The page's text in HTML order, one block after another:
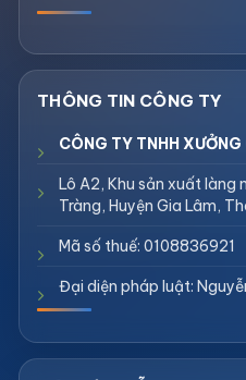
CÔNG TY TNHH XƯỞNG
Lô A2, Khu sản xuất làng
Tràng, Huyện Gia Lâm,
Mã số thuế: 0108836921
Đại diện pháp luật: